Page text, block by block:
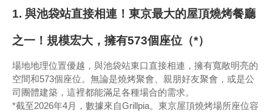
1. 與池袋站直接相連！東京最大的屋頂燒烤餐廳
之一！規模宏大，擁有573個座位（*）
場地地理位置優越，與池袋站東口直接相連，擁有寬敞明亮的
空間和573個座位。無論是燒烤聚會、親朋好友聚會，或是公
司團體建築，這裡都能滿足各種場合的需求。
*截至2026年4月，數據來自Grillpia。東京屋頂燒烤場所座位容